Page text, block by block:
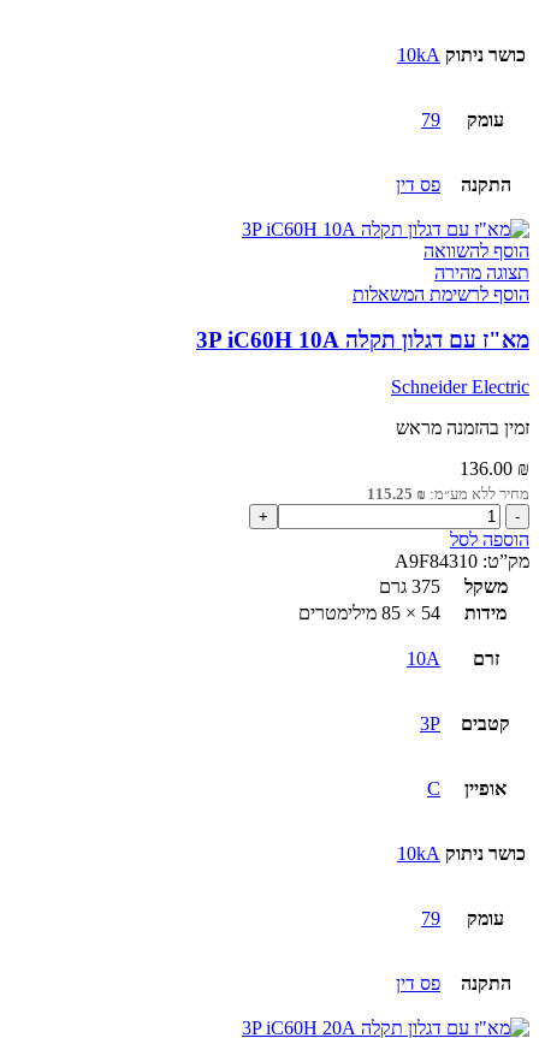
כושר ניתוק 10kA
עומק 79
התקנה פס דין
הוסף להשוואה
תצוגה מהירה
הוסף לרשימת המשאלות
מא"ז עם דגלון תקלה 3P iC60H 10A
Schneider Electric
זמין בהזמנה מראש
136.00 ₪
מחיר ללא מע״מ: 115.25 ₪
כמות
של
מא"ז
עם
דגלון
תקלה
iC60H
הוספה לסל
מק”ט: A9F84310
משקל
375 גרם
מידות
54 × 85 מילימטרים
זרם 10A
קטבים 3P
אופיין C
כושר ניתוק 10kA
עומק 79
התקנה פס דין